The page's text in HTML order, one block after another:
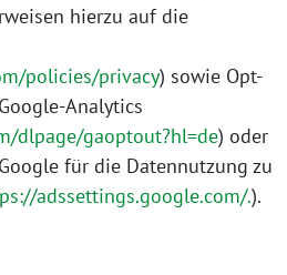
hierzu auf die
policies/privacy) sowie Opt-
Analytics
dlpage/gaoptout?hl=de) oder
für die Datennutzung zu
adssettings.google.com/.).